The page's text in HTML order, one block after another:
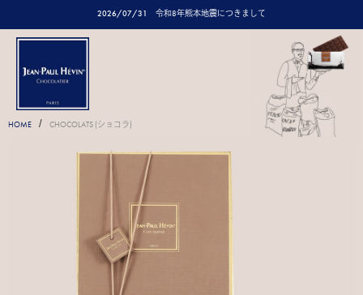
2026/07/31 令和8年熊本地震につきまして
HOME / CHOCOLATS (ショコラ)